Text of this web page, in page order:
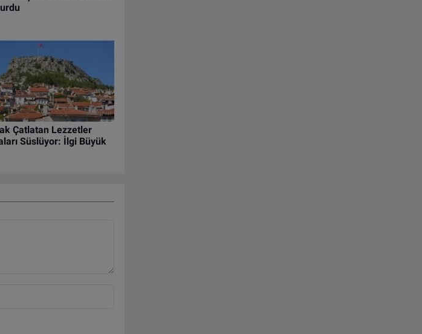
Çatlatan Lezzetler
Süslüyor: İlgi Büyük